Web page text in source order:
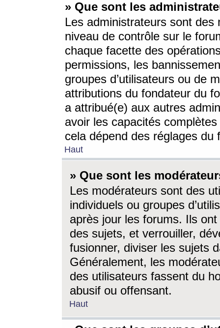
» Que sont les
Les administrateurs sont
niveau de contrôle sur le
chaque facette des
permissions, les
groupes d’utilisateurs ou de
attributions du fondateur du
a attribué(e) aux autres
avoir les capacités
cela dépend des réglages du
Haut
» Que sont les
Les modérateurs sont des
individuels ou groupes
après jour les forums. Ils ont
des sujets, et verrouiller,
fusionner, diviser les sujets
Généralement, les
des utilisateurs fassent du
abusif ou offensant.
Haut